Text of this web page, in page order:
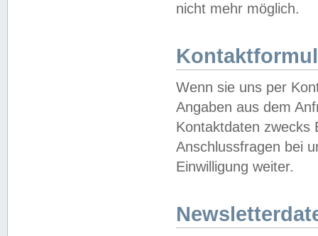
nicht mehr möglich.
Wenn sie uns per
Angaben aus dem
Kontaktdaten zwecks
Anschlussfragen bei
Einwilligung weiter.